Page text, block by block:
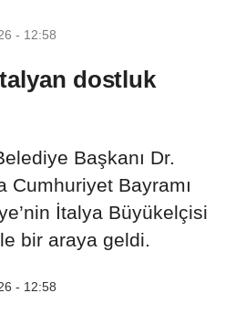
- 12:58
dostluk
Başkanı Dr.
Cumhuriyet Bayramı
İtalya Büyükelçisi
bir araya geldi.
- 12:58